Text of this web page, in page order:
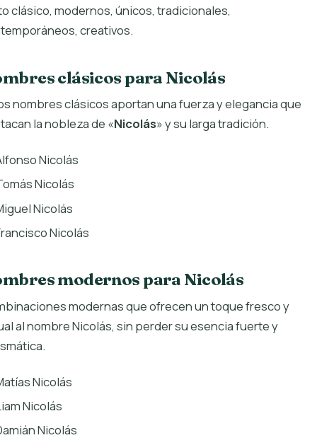
clásico, modernos, únicos, tradicionales,
creativos.
clásicos para Nicolás
nombres clásicos aportan una fuerza y elegancia que
la nobleza de «Nicolás» y su larga tradición.
Nicolás
Nicolás
Nicolás
Nicolás
modernos para Nicolás
modernas que ofrecen un toque fresco y
al nombre Nicolás, sin perder su esencia fuerte y
Nicolás
Nicolás
Nicolás